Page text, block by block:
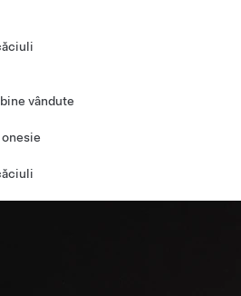
vândute